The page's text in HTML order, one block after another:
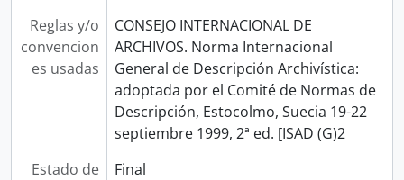
Reglas y/o
convencion
es usadas
CONSEJO INTERNACIONAL DE
ARCHIVOS. Norma Internacional
General de Descripción Archivística:
adoptada por el Comité de Normas de
Descripción, Estocolmo, Suecia 19-22
septiembre 1999, 2ª ed. [ISAD (G)2
Estado de
Final